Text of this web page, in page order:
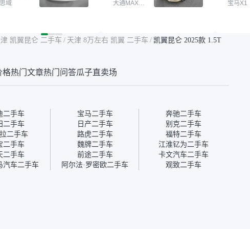
色，过户次数少，公里数符
平台，车价贵点也正常，毕
竟有保障。其他平台上很多
多花点钱买个放心。从个人
思域
最终买了一台上汽大通，18
期，这一点很便捷，其他平
心的额外价值。虽然我砍过
为瓜子有质保，车子出小毛
病维修更有保障。”
大通MAXUS
适。
宝马X1
凯翼昆仑 二手车 / 天津 8万左右 凯翼 二手车 / 凯翼昆仑 2025款 1.5T
格热门文章热门问答瓜子直卖场
二手车 宝马二手车
奔驰二手车
二手车 日产二手车
别克二手车
二手车 路虎二手车
福特二手车
二手车 魏牌二手车
江淮钇为二手车
二手车 前途二手车
卡文汽车二手车
汽车二手车 阿尔法·罗密欧二手车 观致二手车